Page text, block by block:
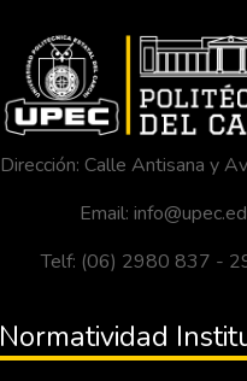
Dirección: Calle Antisana y
Email:
Telf: (06) 2980 837 -
Normatividad